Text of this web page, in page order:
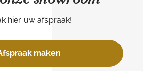
hier uw afspraak!
maken